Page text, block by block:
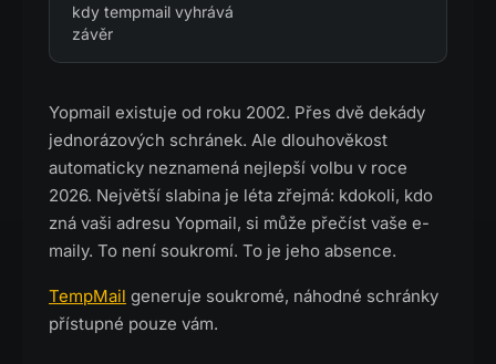
kdy tempmail vyhrává
závěr
Yopmail existuje od roku 2002. Přes dvě dekády
jednorázových schránek. Ale dlouhověkost
automaticky neznamená nejlepší volbu v roce
2026. Největší slabina je léta zřejmá: kdokoli, kdo
zná vaši adresu Yopmail, si může přečíst vaše e-
maily. To není soukromí. To je jeho absence.
TempMail generuje soukromé, náhodné schránky
přístupné pouze vám.